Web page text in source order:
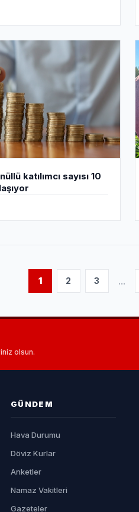
katılımcı sayısı 10
1 2 3 ...
olsun.
GÜNDEM
Hava Durumu
Döviz Kurlar
Anketler
Namaz Vakitleri
Gazeteler